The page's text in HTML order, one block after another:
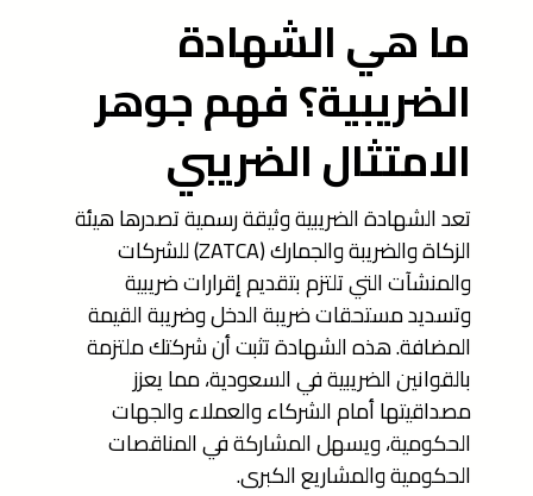
ما هي الشهادة
الضريبية؟ فهم جوهر
الامتثال الضريبي
تعد الشهادة الضريبية وثيقة رسمية تصدرها هيئة
الزكاة والضريبة والجمارك (ZATCA) للشركات
والمنشآت التي تلتزم بتقديم إقرارات ضريبية
وتسديد مستحقات ضريبة الدخل وضريبة القيمة
المضافة. هذه الشهادة تثبت أن شركتك ملتزمة
بالقوانين الضريبية في السعودية، مما يعزز
مصداقيتها أمام الشركاء والعملاء والجهات
الحكومية، ويسهل المشاركة في المناقصات
الحكومية والمشاريع الكبرى.